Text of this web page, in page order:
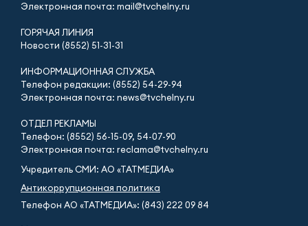
Электронная почта: mail@tvchelny.ru
ГОРЯЧАЯ ЛИНИЯ
Новости (8552) 51-31-31
ИНФОРМАЦИОННАЯ СЛУЖБА
Телефон редакции: (8552) 54-29-94
Электронная почта: news@tvchelny.ru
ОТДЕЛ РЕКЛАМЫ
Телефон: (8552) 56-15-09, 54-07-90
Электронная почта: reclama@tvchelny.ru
Учредитель СМИ: АО «ТАТМЕДИА»
Антикоррупционная политика
Телефон АО «ТАТМЕДИА»: (843) 222 09 84